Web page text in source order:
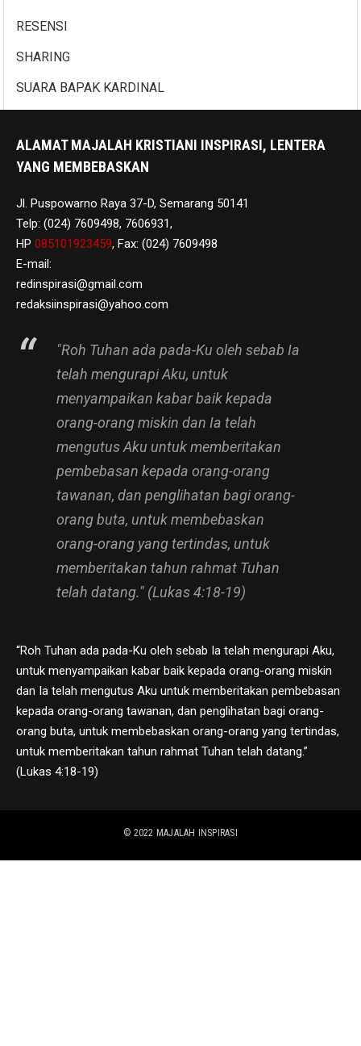
RESENSI
SHARING
SUARA BAPAK KARDINAL
ALAMAT MAJALAH KRISTIANI INSPIRASI, LENTERA
YANG MEMBEBASKAN
Jl. Puspowarno Raya 37-D, Semarang 50141
Telp: (024) 7609498, 7606931,
HP 085101923459, Fax: (024) 7609498
E-mail:
redinspirasi@gmail.com
redaksiinspirasi@yahoo.com
"Roh Tuhan ada pada-Ku oleh sebab Ia
telah mengurapi Aku, untuk
menyampaikan kabar baik kepada
orang-orang miskin dan Ia telah
mengutus Aku untuk memberitakan
pembebasan kepada orang-orang
tawanan, dan penglihatan bagi orang-
orang buta, untuk membebaskan
orang-orang yang tertindas, untuk
memberitakan tahun rahmat Tuhan
telah datang." (Lukas 4:18-19)
“Roh Tuhan ada pada-Ku oleh sebab Ia telah mengurapi Aku,
untuk menyampaikan kabar baik kepada orang-orang miskin
dan Ia telah mengutus Aku untuk memberitakan pembebasan
kepada orang-orang tawanan, dan penglihatan bagi orang-
orang buta, untuk membebaskan orang-orang yang tertindas,
untuk memberitakan tahun rahmat Tuhan telah datang.”
(Lukas 4:18-19)
© 2022 MAJALAH INSPIRASI